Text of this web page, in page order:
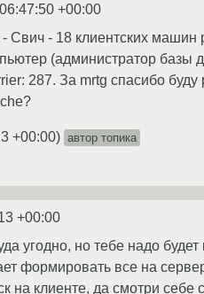
+00:00
Свич - 18 клиентских
(администратор базы
287. За mrtg спасибо
+00:00) автор топика
+00:00
угодно, но тебе надо
формировать все на
на клиенте, да смотри себе